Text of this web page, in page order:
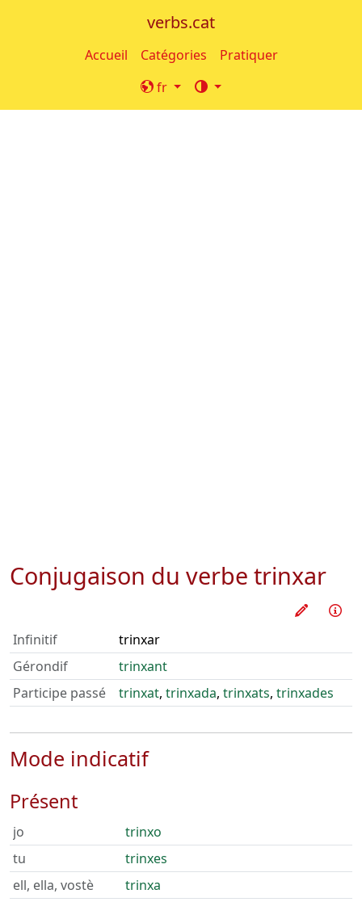
verbs.cat
Accueil Catégories
Pratiquer
fr
Conjugaison du verbe trinxar
Infinitif
trinxar
Gérondif
trinxant
Participe passé
trinxat, trinxada, trinxats, trinxades
Mode indicatif
Présent
jo
trinxo
tu
trinxes
ell, ella, vostè
trinxa